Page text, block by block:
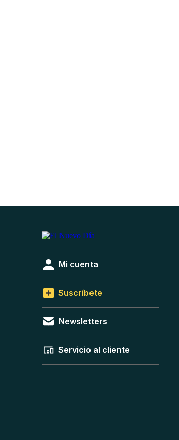
Mi cuenta
Suscríbete
Newsletters
Servicio al cliente